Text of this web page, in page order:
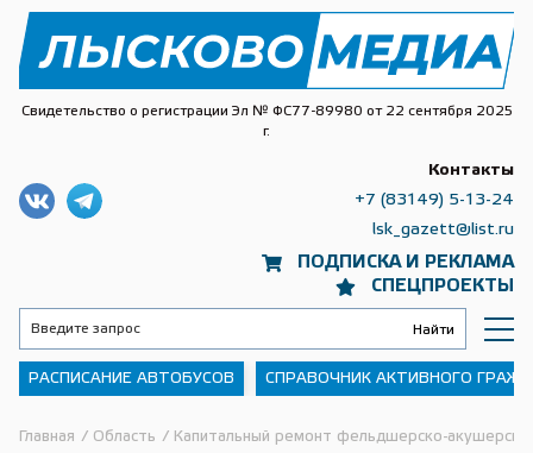
Свидетельство о регистрации Эл № ФС77-89980 от 22 сентября 2025
г.
ПОДПИСКА И РЕКЛАМА
СПЕЦПРОЕКТЫ
Контакты
+7 (83149) 5-13-24
lsk_gazett@list.ru
РАСПИСАНИЕ АВТОБУСОВ СПРАВОЧНИК АКТИВНОГО
Главная / Область / Капитальный ремонт фельдшерско-